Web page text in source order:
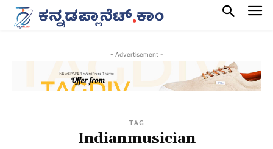
- Advertisement -
TAG
Indianmusician